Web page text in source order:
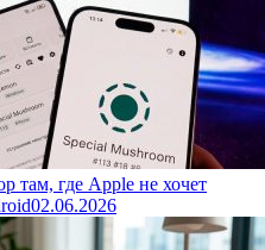
там, где Apple не хочет
02.06.2026